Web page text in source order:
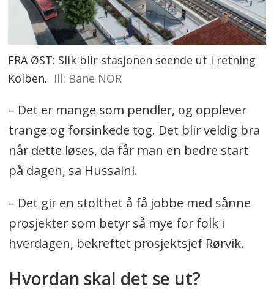
FRA ØST: Slik blir stasjonen seende ut i retning
Kolben. Ill: Bane NOR
– Det er mange som pendler, og opplever
trange og forsinkede tog. Det blir veldig bra
når dette løses, da får man en bedre start
på dagen, sa Hussaini.
– Det gir en stolthet å få jobbe med sånne
prosjekter som betyr så mye for folk i
hverdagen, bekreftet prosjektsjef Rørvik.
Hvordan skal det se ut?